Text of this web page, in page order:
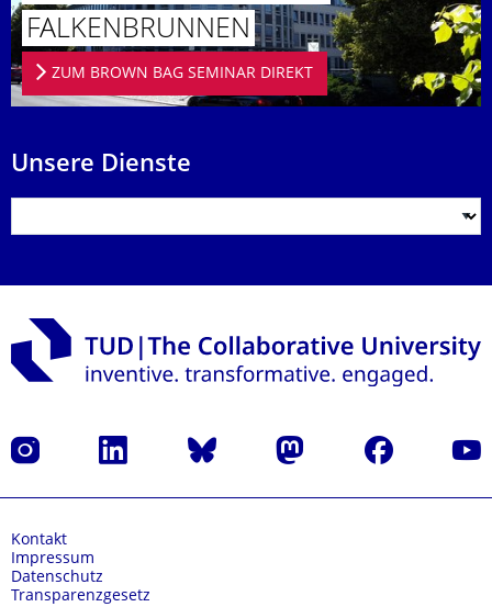
FALKENBRUN­NEN
ZUM BROWN BAG SEMINAR DIREKT
Unsere Dienste
Instagram LinkedIn Bluesky Mastodon Facebook
Kontakt
Impressum
Datenschutz
Transparenzgesetz